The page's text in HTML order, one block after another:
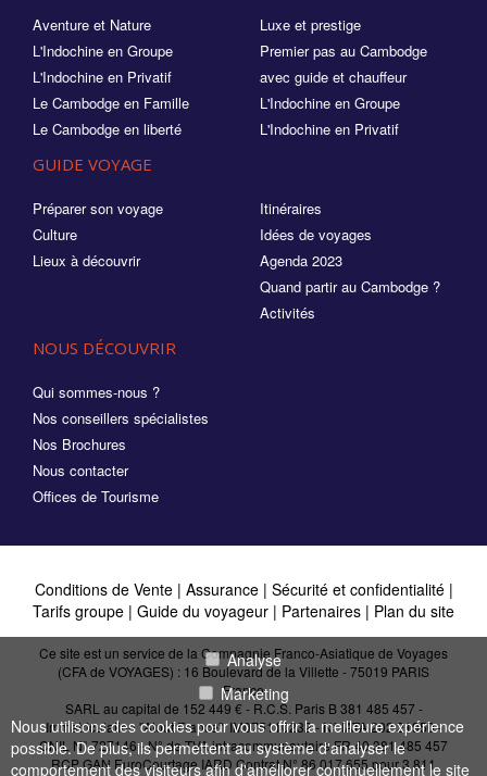
Aventure et Nature
L'Indochine en Groupe
L'Indochine en Privatif
Le Cambodge en Famille
Le Cambodge en liberté
Luxe et prestige
Premier pas au Cambodge
avec guide et chauffeur
L'Indochine en Groupe
L'Indochine en Privatif
GUIDE VOYAGE
Préparer son voyage
Culture
Lieux à découvrir
Itinéraires
Idées de voyages
Agenda 2023
Quand partir au Cambodge ?
Activités
NOUS DÉCOUVRIR
Qui sommes-nous ?
Nos conseillers spécialistes
Nos Brochures
Nous contacter
Offices de Tourisme
Conditions de Vente| Assurance | Sécurité et confidentialité|
Tarifs groupe | Guide du voyageur | Partenaires | Plan du site
Ce site est un service de la Compagnie Franco-Asiatique de Voyages
(CFA de VOYAGES) : 16 Boulevard de la Villette - 75019 PARIS
France
SARL au capital de 152 449 € - R.C.S. Paris B 381 485 457 -
Immatriculation "Atout France": IM075110232 - N° IATA 202 21950 -
CNIL N° 727146 - N° de TVA intracommunautaire FR 40 381 485 457
RCP GAN EuroCourtage IARD Contrat N° 86.017.655 pour 3 811
Analyse
Marketing
Nous utilisons des cookies pour vous offrir la meilleure expérience
possible. De plus, ils permettent au système d'analyser le
comportement des visiteurs afin d'améliorer continuellement le site